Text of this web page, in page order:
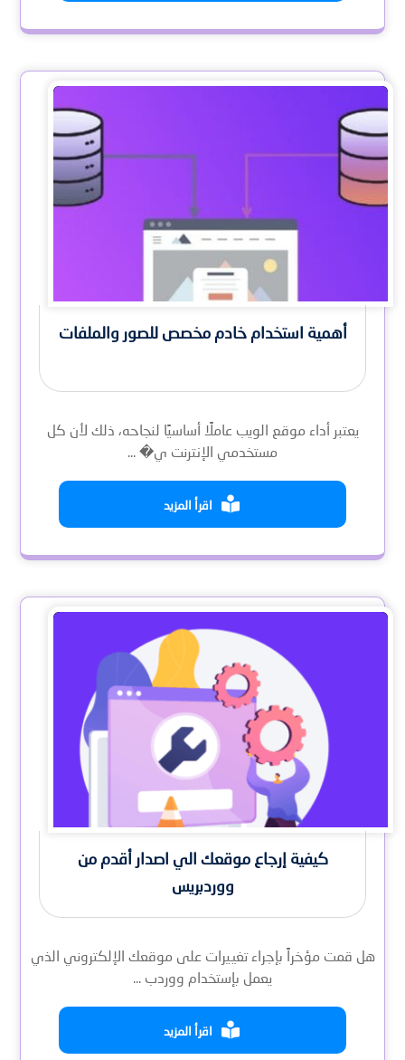
أهمية استخدام خادم مخصص للصور والملفات
يعتبر أداء موقع الويب عاملًا أساسيًا لنجاحه، ذلك لأن كل
مستخدمي الإنترنت ي� ...
اقرأ المزيد
كيفية إرجاع موقعك الي اصدار أقدم من
ووردبريس
هل قمت مؤخراً بإجراء تغييرات على موقعك الإلكتروني الذي
يعمل بإستخدام ووردب ...
اقرأ المزيد